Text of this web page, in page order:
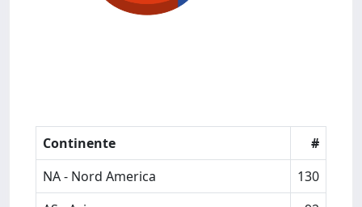
Continente
#
NA - Nord America
130